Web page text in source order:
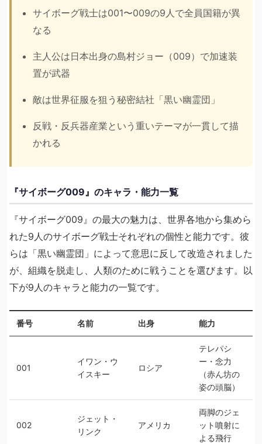
サイボーグ戦士は001〜009の9人で全員国籍が異
なる
主人公は日本出身の島村ジョー（009）で加速装
置が武器
敵は世界征服を狙う秘密結社「黒い幽霊団」
反戦・反兵器産業という重いテーマが一貫して描
かれる
『サイボーグ009』のキャラ・能力一覧
『サイボーグ009』の最大の魅力は、世界各地から集めら
れた9人のサイボーグ戦士それぞれの個性と能力です。彼
らは「黒い幽霊団」によって意思に反して改造されました
が、組織を脱走し、人類のために戦うことを選びます。以
下が9人のキャラと能力の一覧です。
番号 名前 出身 能力
001
イワン・ウ
イスキー
ロシア
テレパシ
ー・念力
（赤ん坊の
姿の頭脳）
002
ジェット・
リンク
アメリカ
両脚のジェ
ット噴射に
よる飛行